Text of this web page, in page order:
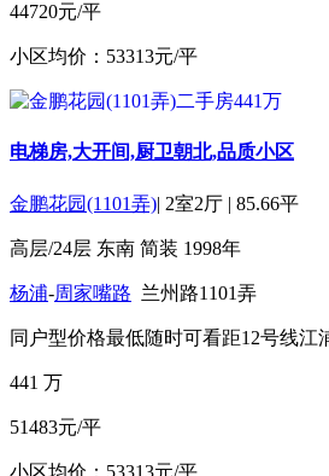
44720元/平
小区均价：53313元/平
电梯房,大开间,厨卫朝北,品质小区
金鹏花园(1101弄)| 2室2厅 | 85.66平
高层/24层 东南 简装 1998年
杨浦-周家嘴路 兰州路1101弄
同户型价格最低随时可看距12号线江
441 万
51483元/平
小区均价：53313元/平